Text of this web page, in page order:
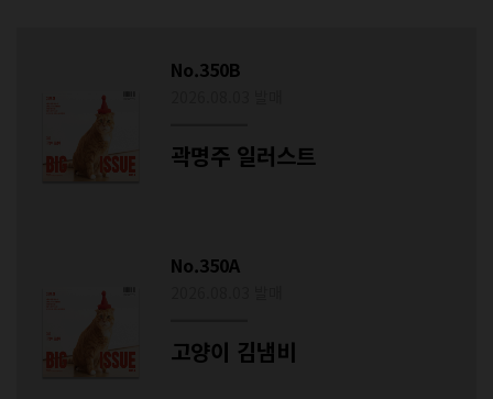
No.350B
곽명주 일러스트
No.350A
고양이 김냄비